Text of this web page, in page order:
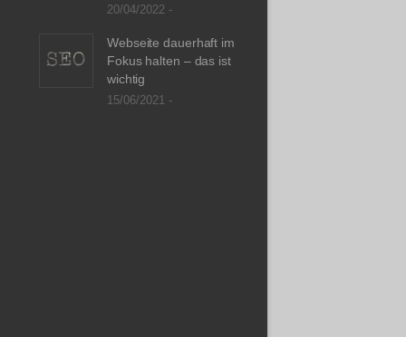
20/04/2022 -
Webseite dauerhaft im
Fokus halten – das ist
wichtig
15/06/2021 -